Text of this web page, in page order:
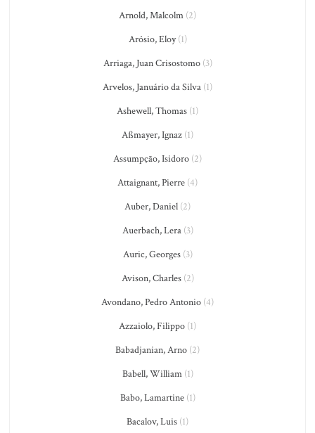
Arnold, Malcolm (2)
Arósio, Eloy(1)
Arriaga, Juan Crisostomo(3)
Arvelos, Januário da Silva (1)
Ashewell, Thomas (1)
Aßmayer, Ignaz (1)
Assumpção, Isidoro (2)
Attaignant, Pierre (4)
Auber, Daniel (2)
Auerbach, Lera(3)
Auric, Georges(3)
Avison, Charles(2)
Avondano, Pedro Antonio (4)
Azzaiolo, Filippo (1)
Babadjanian, Arno (2)
Babell, William(1)
Babo, Lamartine(1)
Bacalov, Luis (1)